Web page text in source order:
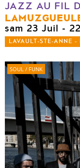
JAZZ AU FIL
sam 23 Juil -
LAVAULT-STE-ANNE -
SOUL / FUNK